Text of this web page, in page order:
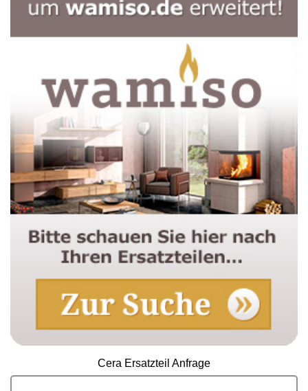
Cera Ersatzteil Anfrage